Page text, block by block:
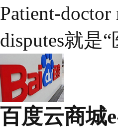
Patient-
disputes就是
百度云商城